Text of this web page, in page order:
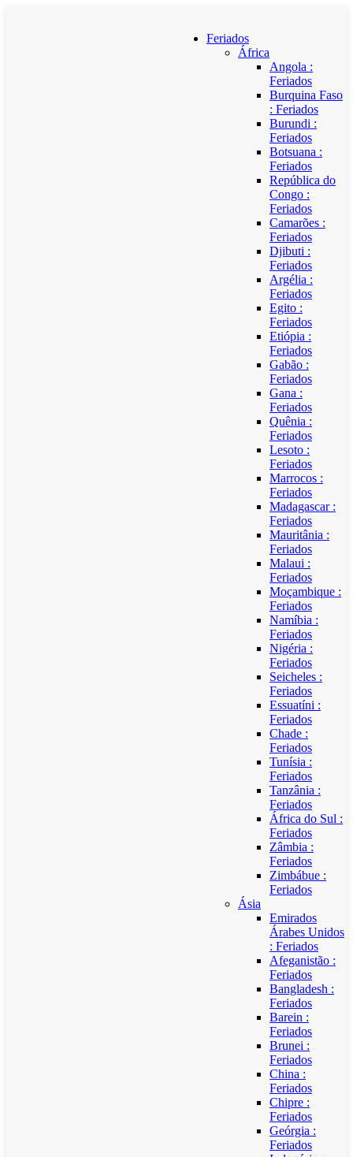
Feriados
África
Angola :
Feriados
Burquina Faso
: Feriados
Burundi :
Feriados
Botsuana :
Feriados
República do
Congo :
Feriados
Camarões :
Feriados
Djibuti :
Feriados
Argélia :
Feriados
Egito :
Feriados
Etiópia :
Feriados
Gabão :
Feriados
Gana :
Feriados
Quênia :
Feriados
Lesoto :
Feriados
Marrocos :
Feriados
Madagascar :
Feriados
Mauritânia :
Feriados
Malaui :
Feriados
Moçambique :
Feriados
Namíbia :
Feriados
Nigéria :
Feriados
Seicheles :
Feriados
Essuatíni :
Feriados
Chade :
Feriados
Tunísia :
Feriados
Tanzânia :
Feriados
África do Sul :
Feriados
Zâmbia :
Feriados
Zimbábue :
Feriados
Ásia
Emirados
Árabes Unidos
: Feriados
Afeganistão :
Feriados
Bangladesh :
Feriados
Barein :
Feriados
Brunei :
Feriados
China :
Feriados
Chipre :
Feriados
Geórgia :
Feriados